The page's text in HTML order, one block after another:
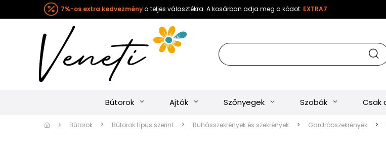
7%-os extra kedvezménya teljes választékra. A kosárban adja meg a kódot: EXTRA7
Bútorok Ajtók Szőnyegek Szobák Csak
Bútorok Bútorok típus szerint Ruhásszekrények és szekrények Gardróbszekrények